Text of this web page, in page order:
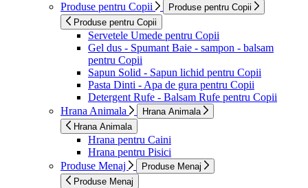
Produse pentru Copii
Produse pentru Copii
Produse pentru Copii
Servetele Umede pentru Copii
Gel dus - Spumant Baie - sampon - balsam
pentru Copii
Sapun Solid - Sapun lichid pentru Copii
Pasta Dinti - Apa de gura pentru Copii
Detergent Rufe - Balsam Rufe pentru Copii
Hrana Animala
Hrana Animala
Hrana Animala
Hrana pentru Caini
Hrana pentru Pisici
Produse Menaj
Produse Menaj
Produse Menaj